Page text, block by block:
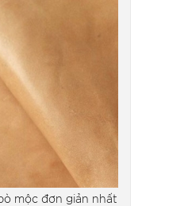
mộc đơn giản nhất